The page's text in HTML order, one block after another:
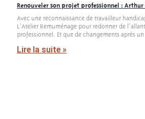
Renouveler son projet professionnel :
Avec une reconnaissance de travailleur
L’Atelier Remuménage pour redonner de
professionnel. Et que de changements après un
Lire la suite »